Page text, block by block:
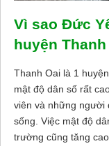
Vì sao Đức
huyện Thanh
Thanh Oai là 1
mật độ dân số rất
viên và những người
sống. Việc mật độ
trường cũng tăng